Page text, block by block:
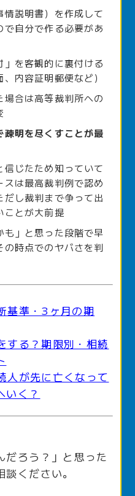
説明書）を作成して
自分で作る必要があ
を客観的に裏付ける
内容証明郵便など）
合は高等裁判所への
明を尽くすことが最
じたため知っていて
は最高裁判例で認め
し裁判まで争って出
ことが大前提
も」と思った段階で早
時点でのヤバさを判
基準・3ヶ月の期
する？期限別・相続
が先に亡くなって
いく？
だろう？」と思った
ください。